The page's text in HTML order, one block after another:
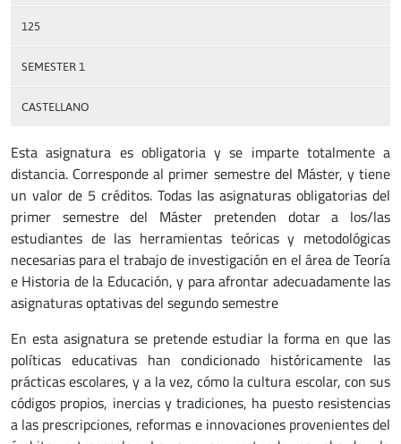
125
SEMESTER 1
CASTELLANO
Esta asignatura es obligatoria y se imparte totalmente a
distancia. Corresponde al primer semestre del Máster, y tiene
un valor de 5 créditos. Todas las asignaturas obligatorias del
primer semestre del Máster pretenden dotar a los/las
estudiantes de las herramientas teóricas y metodológicas
necesarias para el trabajo de investigación en el área de Teoría
e Historia de la Educación, y para afrontar adecuadamente las
asignaturas optativas del segundo semestre
En esta asignatura se pretende estudiar la forma en que las
políticas educativas han condicionado históricamente las
prácticas escolares, y a la vez, cómo la cultura escolar, con sus
códigos propios, inercias y tradiciones, ha puesto resistencias
a las prescripciones, reformas e innovaciones provenientes del